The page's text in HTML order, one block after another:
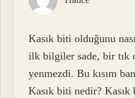
Kasık biti olduğunu
ilk bilgiler sade, bir tık
yenmezdi. Bu kısım
Kasık biti nedir?